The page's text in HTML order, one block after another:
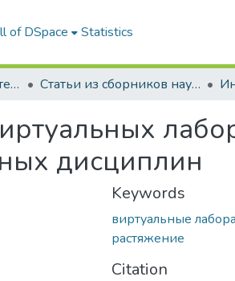
of DSpace Statistics
Сборники трудов и материалов конференций Статьи из сборников научных трудов
дисциплин
Keywords
виртуальные
растяжение
Citation